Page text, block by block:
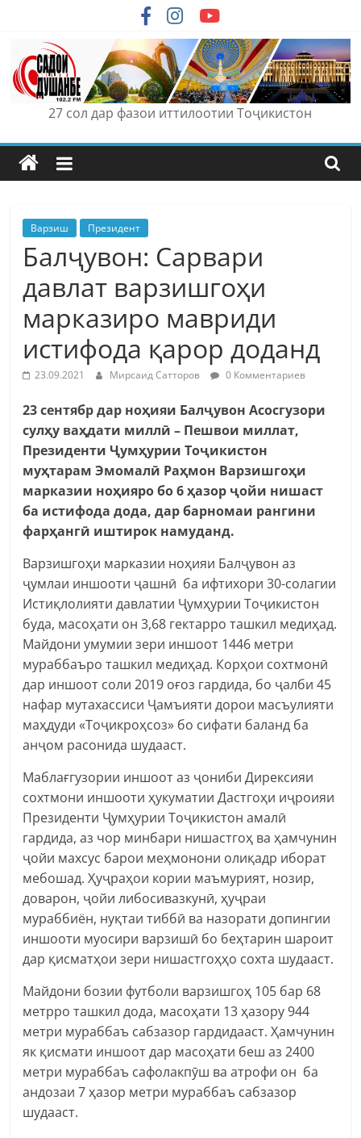
content
27 сол дар фазои иттилоотии Тоҷикистон
Варзиш Президент
Балҷувон: Сарвари
давлат варзишгоҳи
марказиро мавриди
истифода қарор доданд
23.09.2021 Мирсаид Сатторов 0 Комментариев
23 сентябр дар ноҳияи Балҷувон Асосгузори
сулҳу ваҳдати миллӣ – Пешвои миллат,
Президенти Ҷумҳурии Тоҷикистон
муҳтарам Эмомалӣ Раҳмон Варзишгоҳи
марказии ноҳияро бо 6 ҳазор ҷойи нишаст
ба истифода дода, дар барномаи рангини
фарҳангӣ иштирок намуданд.
Варзишгоҳи марказии ноҳияи Балҷувон аз
ҷумлаи иншооти ҷашнӣ ба ифтихори 30-солагии
Истиқлолияти давлатии Ҷумҳурии Тоҷикистон
буда, масоҳати он 3,68 гектарро ташкил медиҳад.
Майдони умумии зери иншоот 1446 метри
мураббаъро ташкил медиҳад. Корҳои сохтмонӣ
дар иншоот соли 2019 оғоз гардида, бо ҷалби 45
нафар мутахассиси Ҷамъияти дорои масъулияти
маҳдуди «Тоҷикроҳсоз» бо сифати баланд ба
анҷом расонида шудааст.
Маблағгузории иншоот аз ҷониби Дирексияи
сохтмони иншооти ҳукуматии Дастгоҳи иҷроияи
Президенти Ҷумҳурии Тоҷикистон амалӣ
гардида, аз чор минбари нишастгоҳ ва ҳамчунин
ҷойи махсус барои меҳмонони олиқадр иборат
мебошад. Ҳуҷраҳои кории маъмурият, нозир,
доварон, ҷойи либосивазкунӣ, ҳуҷраи
мураббиён, нуқтаи тиббӣ ва назорати допингии
иншооти муосири варзишӣ бо беҳтарин шароит
дар қисматҳои зери нишастгоҳҳо сохта шудааст.
Майдони бозии футболи варзишгоҳ 105 бар 68
метрро ташкил дода, масоҳати 13 ҳазору 944
метри мураббаъ сабзазор гардидааст. Ҳамчунин
як қисмати иншоот дар масоҳати беш аз 2400
метри мураббаъ сафолакпӯш ва атрофи он ба
андозаи 7 ҳазор метри мураббаъ сабзазор
шудааст.